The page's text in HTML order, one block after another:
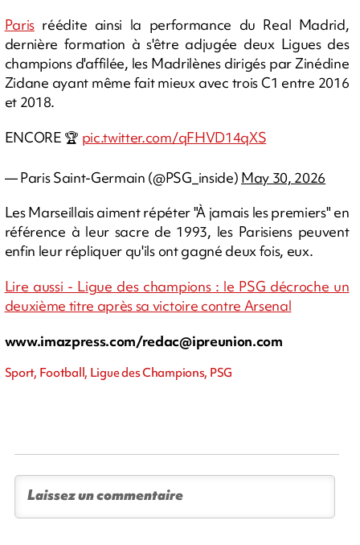
Parisréédite ainsi la performance du Real Madrid,
dernière formation à s'être adjugée deux Ligues des
champions d'affilée, les Madrilènes dirigés par Zinédine
Zidane ayant même fait mieux avec trois C1 entre 2016
et 2018.
ENCORE 🏆 pic.twitter.com/qFHVD14qXS
— Paris Saint-Germain (@PSG_inside) May 30, 2026
Les Marseillais aiment répéter "À jamais les premiers" en
référence à leur sacre de 1993, les Parisiens peuvent
enfin leur répliquer qu'ils ont gagné deux fois, eux.
Lire aussi - Ligue des champions : le PSG décroche un
deuxième titre après sa victoire contre Arsenal
www.imazpress.com/redac@ipreunion.com
Sport, Football, Ligue des Champions, PSG